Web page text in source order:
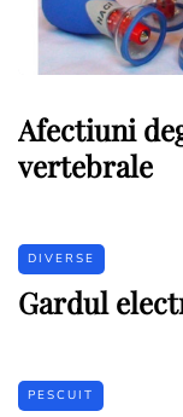
Afectiuni
vertebrale
DIVERSE
Gardul
PESCUIT